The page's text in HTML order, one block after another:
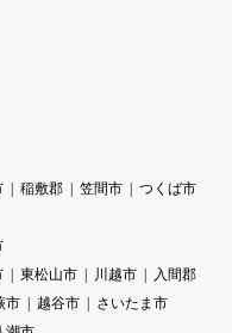
稲敷郡 笠間市
つくば市
東松山市 川越市
入間郡
市 越谷市
さいたま市